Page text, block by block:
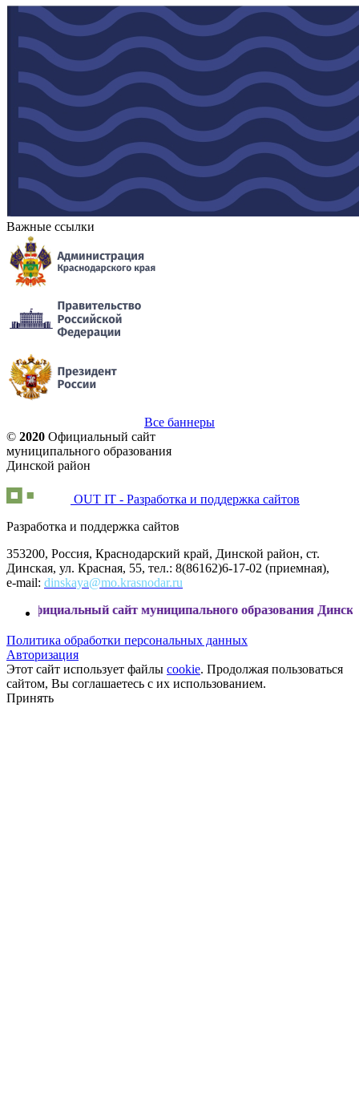
Важные ссылки
Все баннеры
© 2020 Официальный сайт
муниципального образования
Динской район
OUT IT - Разработка и поддержка сайтов
Разработка и поддержка сайтов
353200, Россия, Краснодарский край, Динской район, ст.
Динская, ул. Красная, 55, тел.: 8(86162)6-17-02 (приемная),
e-mail: dinskaya@mo.krasnodar.ru
сайт муниципального образования Динской район
Политика обработки персональных данных
Авторизация
Этот сайт использует файлы cookie. Продолжая пользоваться
сайтом, Вы соглашаетесь с их использованием.
Принять